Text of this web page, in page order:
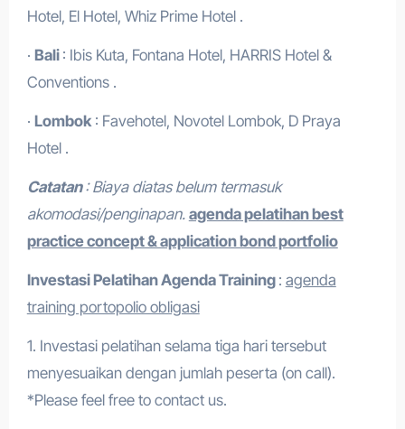
Hotel, El Hotel, Whiz Prime Hotel .
· Bali : Ibis Kuta, Fontana Hotel, HARRIS Hotel &
Conventions .
· Lombok: Favehotel, Novotel Lombok, D Praya
Hotel .
Catatan: Biaya diatas belum termasuk
akomodasi/penginapan. agenda pelatihan best
practice concept & application bond portfolio
Investasi PelatihanAgenda Training : agenda
training portopolio obligasi
1. Investasi pelatihan selama tiga hari tersebut
menyesuaikan dengan jumlah peserta (on call).
*Please feel free to contact us.